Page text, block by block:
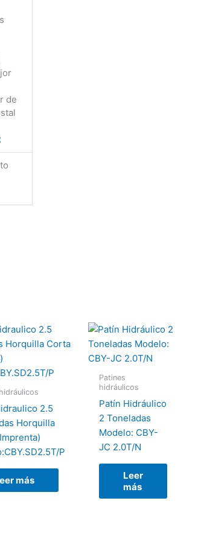
de
2.5
Horquilla
P
más
Patines
hidráulicos
Patín Hidráulico
2 Toneladas
Modelo: CBY-
JC 2.0T/N
Leer
más